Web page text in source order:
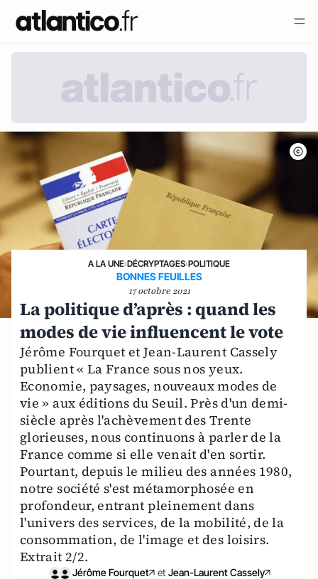
A LA UNE›DÉCRYPTAGES›POLITIQUE
BONNES FEUILLES
17 octobre 2021
La politique d’après : quand les
modes de vie influencent le vote
Jérôme Fourquet et Jean-Laurent Cassely
publient « La France sous nos yeux.
Economie, paysages, nouveaux modes de
vie » aux éditions du Seuil. Près d'un demi-
siècle après l'achèvement des Trente
glorieuses, nous continuons à parler de la
France comme si elle venait d'en sortir.
Pourtant, depuis le milieu des années 1980,
notre société s'est métamorphosée en
profondeur, entrant pleinement dans
l'univers des services, de la mobilité, de la
consommation, de l'image et des loisirs.
Extrait 2/2.
Jérôme Fourquet et Jean-Laurent Cassely